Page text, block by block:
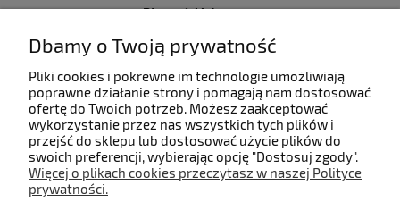
Płatności i dostawa
O nas
Dbamy o Twoją prywatność
Pliki cookies i pokrewne im technologie umożliwiają
poprawne działanie strony i pomagają nam dostosować
ofertę do Twoich potrzeb. Możesz zaakceptować
wykorzystanie przez nas wszystkich tych plików i
przejść do sklepu lub dostosować użycie plików do
swoich preferencji, wybierając opcję "Dostosuj zgody".
Więcej o plikach cookies przeczytasz w naszej Polityce
prywatności.